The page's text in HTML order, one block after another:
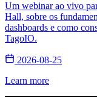
Um webinar ao vivo
Hall, sobre os
dashboards e como
TagoIO.
2026-08-25
Learn more